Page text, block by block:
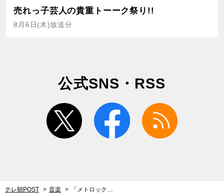
売れっ子芸人の貴重トーーク祭り!!
8月6日(木)放送分
公式SNS・RSS
twitter facebook
テレ朝POST 音楽 「メトロック東京」が2025年も開催！新たな会場で“第2章”が幕を開ける